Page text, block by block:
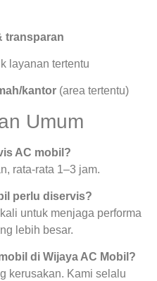
transparan
layanan tertentu
kantor (area tertentu)
Umum
AC mobil?
rata-rata 1–3 jam.
perlu diservis?
untuk menjaga performa
lebih besar.
di Wijaya AC Mobil?
kerusakan. Kami selalu